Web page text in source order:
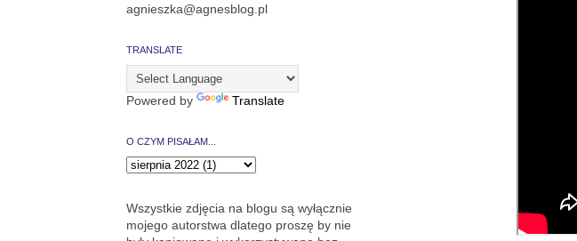
agnieszka@agnesblog.pl
TRANSLATE
Powered by Translate
O CZYM PISAŁAM...
Wszystkie zdjęcia na blogu są wyłącznie
mojego autorstwa dlatego proszę by nie